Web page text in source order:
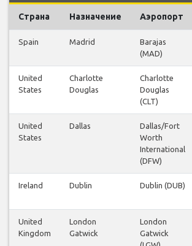
Страна Назначение Аэропорт
Spain Madrid
Barajas
(MAD)
United
States
Charlotte
Douglas
Charlotte
Douglas
(CLT)
United
States
Dallas
Dallas/Fort
Worth
International
(DFW)
Ireland Dublin Dublin (DUB)
United
Kingdom
London
Gatwick
London
Gatwick